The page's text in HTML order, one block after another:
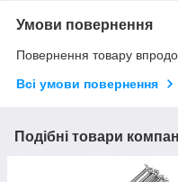
Умови повернення
Повернення товару
Всі умови повернення
Подібні товари